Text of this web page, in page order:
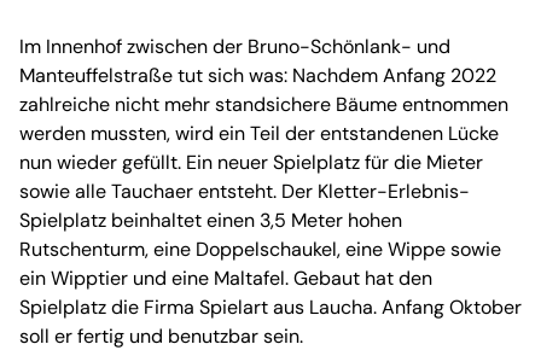
Im Innenhof zwischen der Bruno-Schönlank- und
Manteuffelstraße tut sich was: Nachdem Anfang 2022
zahlreiche nicht mehr standsichere Bäume entnommen
werden mussten, wird ein Teil der entstandenen Lücke
nun wieder gefüllt. Ein neuer Spielplatz für die Mieter
sowie alle Tauchaer entsteht. Der Kletter-Erlebnis-
Spielplatz beinhaltet einen 3,5 Meter hohen
Rutschenturm, eine Doppelschaukel, eine Wippe sowie
ein Wipptier und eine Maltafel. Gebaut hat den
Spielplatz die Firma Spielart aus Laucha. Anfang Oktober
soll er fertig und benutzbar sein.